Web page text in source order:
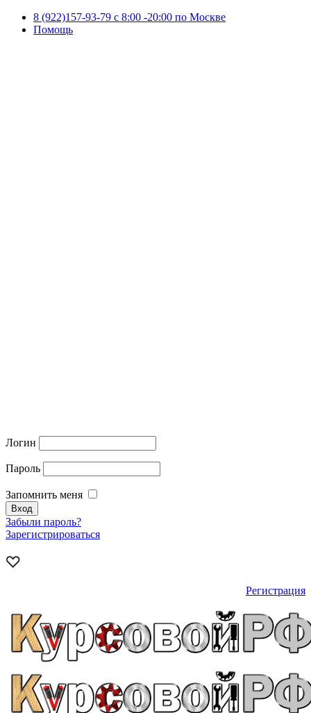
8 (922)157-93-79 c 8:00 -20:00 по Москве
Помощь
Логин
Пароль
Запомнить меня
Забыли пароль?
Зарегистрироваться
Регистрация